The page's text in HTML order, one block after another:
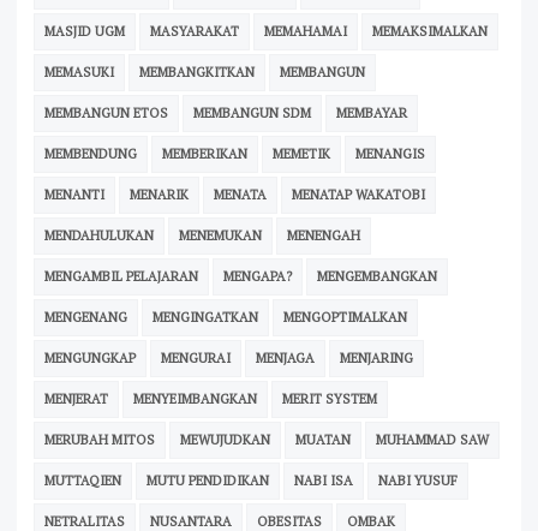
MASJID UGM MASYARAKAT MEMAHAMAI MEMAKSIMALKAN
MEMASUKI MEMBANGKITKAN MEMBANGUN
MEMBANGUN ETOS MEMBANGUN SDM MEMBAYAR
MEMBENDUNG MEMBERIKAN MEMETIK MENANGIS
MENANTI MENARIK MENATA MENATAP WAKATOBI
MENDAHULUKAN MENEMUKAN MENENGAH
MENGAMBIL PELAJARAN MENGAPA? MENGEMBANGKAN
MENGENANG MENGINGATKAN MENGOPTIMALKAN
MENGUNGKAP MENGURAI MENJAGA MENJARING
MENJERAT MENYEIMBANGKAN MERIT SYSTEM
MERUBAH MITOS MEWUJUDKAN MUATAN MUHAMMAD SAW
MUTTAQIEN MUTU PENDIDIKAN NABI ISA NABI YUSUF
NETRALITAS NUSANTARA OBESITAS OMBAK